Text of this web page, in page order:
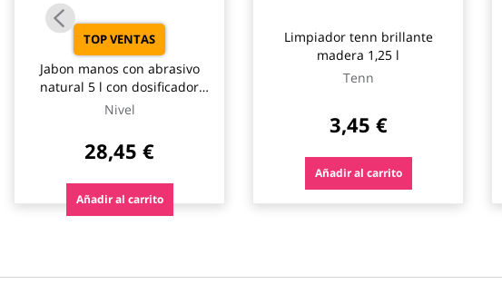
TOP VENTAS
Jabon manos con abrasivo
natural 5 l con dosificador
nivel
Nivel
28,45 €
Añadir al carrito
Limpiador tenn brillante
madera 1,25 l
Tenn
3,45 €
Añadir al carrito